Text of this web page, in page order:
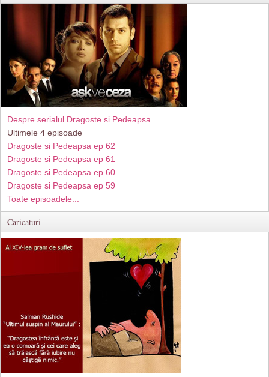
Despre serialul Dragoste si Pedeapsa
Ultimele 4 episoade
Dragoste si Pedeapsa ep 62
Dragoste si Pedeapsa ep 61
Dragoste si Pedeapsa ep 60
Dragoste si Pedeapsa ep 59
Toate episoadele...
Caricaturi